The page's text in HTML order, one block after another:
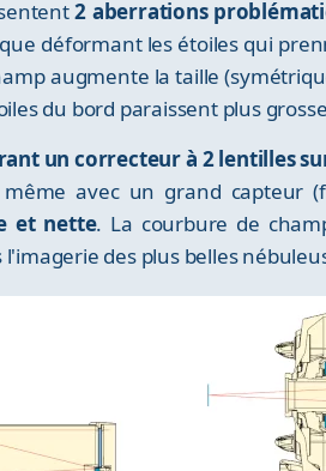
2 aberrations
déformant les étoiles qui
augmente la taille
du bord paraissent plus
un correcteur à 2 lentilles
avec un grand capteur
et nette. La courbure de
des plus belles